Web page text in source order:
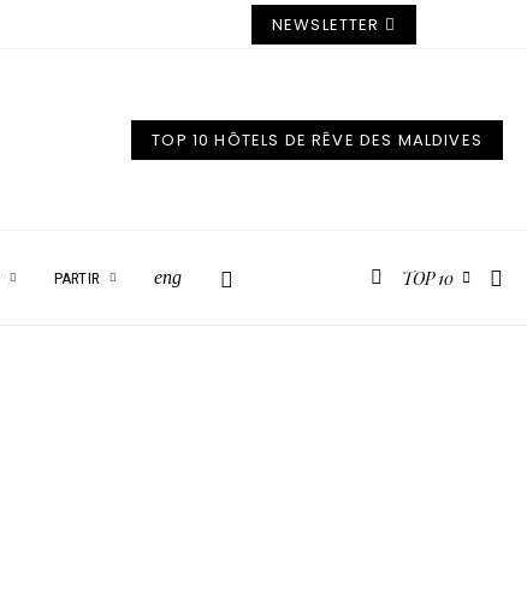
NEWSLETTER
TOP 10 HÔTELS DE RÊVE DES MALDIVES
PARTIR eng TOP 10